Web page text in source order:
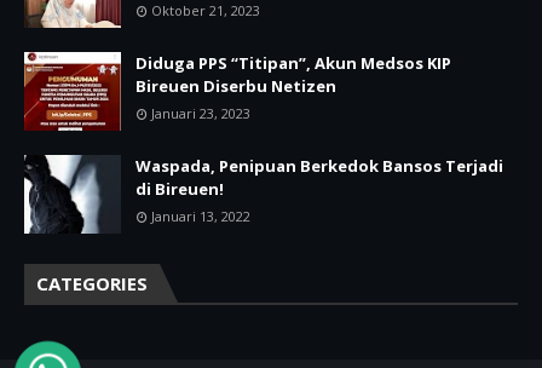
Oktober 21, 2023
Diduga PPS “Titipan”, Akun Medsos KIP
Bireuen Diserbu Netizen
Januari 23, 2023
Waspada, Penipuan Berkedok Bansos Terjadi
di Bireuen!
Januari 13, 2022
CATEGORIES